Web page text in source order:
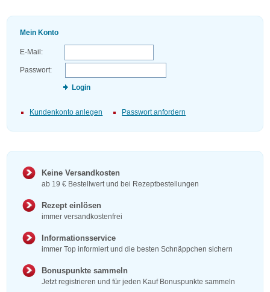
Mein Konto
E-Mail:
Passwort:
Login
Kundenkonto anlegen Passwort anfordern
Keine Versandkosten
ab 19 € Bestellwert und bei Rezeptbestellungen
Rezept einlösen
immer versandkostenfrei
Informationsservice
immer Top informiert und die besten Schnäppchen sichern
Bonuspunkte sammeln
Jetzt registrieren und für jeden Kauf Bonuspunkte sammeln